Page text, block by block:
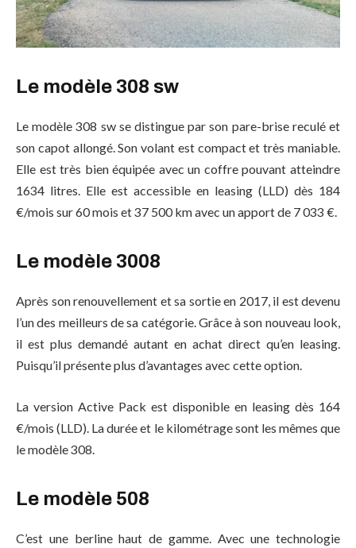
Le modèle 308 sw
Le modèle 308 sw se distingue par son pare-brise reculé et
son capot allongé. Son volant est compact et très maniable.
Elle est très bien équipée avec un coffre pouvant atteindre
1634 litres. Elle est accessible en leasing (LLD) dès 184
€/mois sur 60 mois et 37 500 km avec un apport de 7 033 €.
Le modèle 3008
Après son renouvellement et sa sortie en 2017, il est devenu
l’un des meilleurs de sa catégorie. Grâce à son nouveau look,
il est plus demandé autant en achat direct qu’en leasing.
Puisqu’il présente plus d’avantages avec cette option.
La version Active Pack est disponible en leasing dès 164
€/mois (LLD). La durée et le kilométrage sont les mêmes que
le modèle 308.
Le modèle 508
C’est une berline haut de gamme. Avec une technologie